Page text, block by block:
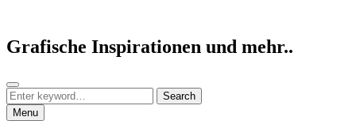
content
Grafische Inspirationen und mehr..
Search
Search
for:
Search
Menu